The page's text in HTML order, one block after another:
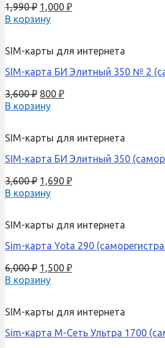
1,990₽ 1,000 ₽
В корзину
SIM-карты для интернета
SIM-карта БИ Элитный 350 № 2
3,600₽ 800 ₽
В корзину
SIM-карты для интернета
SIM-карта БИ Элитный 350
3,600₽ 1,690 ₽
В корзину
SIM-карты для интернета
Sim-карта Yota 290
6,000₽ 1,500 ₽
В корзину
SIM-карты для интернета
Sim-карта М-Сеть Ультра 1700